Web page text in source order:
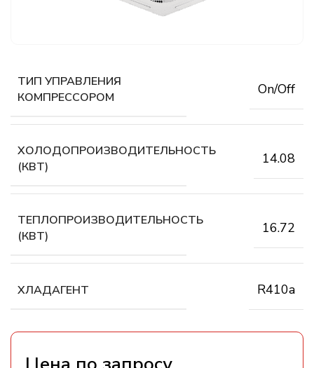
ТИП УПРАВЛЕНИЯ
КОМПРЕССОРОМ
On/Off
ХОЛОДОПРОИЗВОДИТЕЛЬНОСТЬ
(КВТ)
14.08
ТЕПЛОПРОИЗВОДИТЕЛЬНОСТЬ
(КВТ)
16.72
ХЛАДАГЕНТ R410a